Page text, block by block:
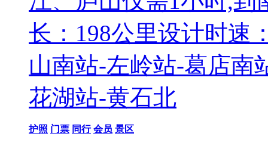
长：198公里设计时速
山南站-左岭站-葛店南
花湖站-黄石北
护照 门票 同行 会员 景区